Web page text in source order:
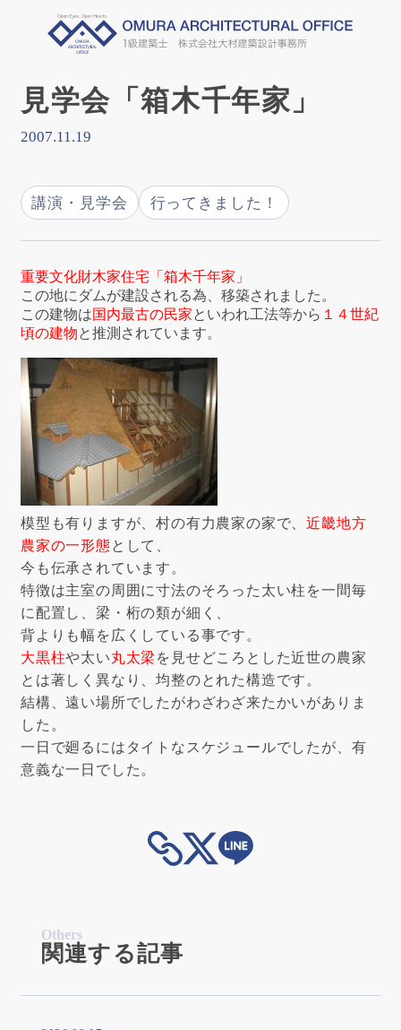
見学会「箱木千年家」
2007.11.19
講演・見学会 行ってきました！
重要文化財木家住宅「箱木千年家」
この地にダムが建設される為、移築されました。
この建物は国内最古の民家といわれ工法等から １４世紀
頃の建物と推測されています。
模型も有りますが、村の有力農家の家で、近畿地方
農家の一形態として、
今も伝承されています。
特徴は主室の周囲に寸法のそろった太い柱を一間毎
に配置し、梁・桁の類が細く、
背よりも幅を広くしている事です。
大黒柱や太い丸太梁 を見せどころとした近世の農家
とは著しく異なり、均整のとれた構造です。
結構、遠い場所でしたがわざわざ来たかいがありま
した。
一日で廻るにはタイトなスケジュールでしたが、有
意義な一日でした。
Others
関連する記事